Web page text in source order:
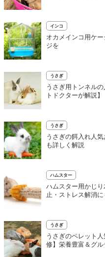
インコ
オカメインコ用ケ
ジを
うさぎ
うさぎ用トンネル
トドクターが解説】
うさぎ
うさぎの餌入れ人
も詳しく解説
ハムスター
ハムスター用かじ
止・ストレス解消に
うさぎ
うさぎのペレット
修】栄養豊富＆グル